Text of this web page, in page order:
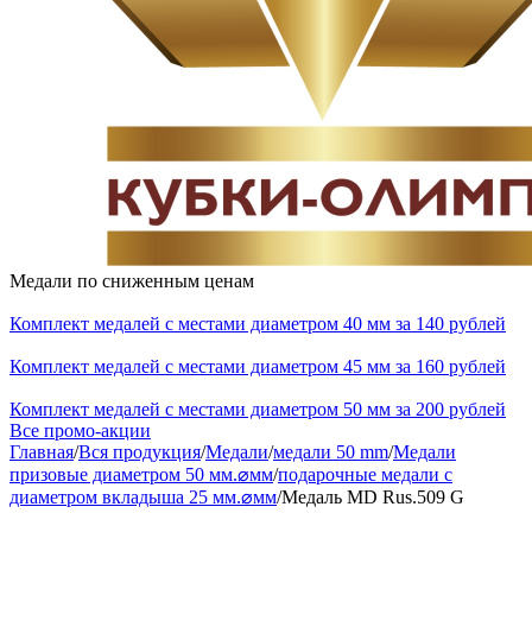
Медали по сниженным ценам
Комплект медалей с местами диаметром 40 мм за 140 рублей
Комплект медалей с местами диаметром 45 мм за 160 рублей
Комплект медалей с местами диаметром 50 мм за 200 рублей
Все промо-акции
Главная/Вся продукция/Медали/медали 50 mm/Медали
призовые диаметром 50 мм.⌀мм/подарочные медали с
диаметром вкладыша 25 мм.⌀мм/Медаль MD Rus.509 G